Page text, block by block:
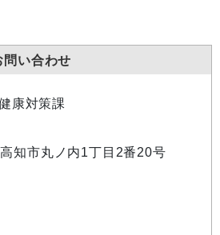
問い合わせ
康対策課
知市丸ノ内1丁目2番20号